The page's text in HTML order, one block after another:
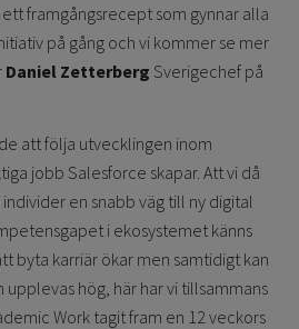
framgångsrecept som gynnar alla
på gång och vi kommer se mer
Daniel Zetterberg Sverigechef på
att följa utvecklingen inom
jobb Salesforce skapar. Att vi då
en snabb väg till ny digital
i ekosystemet känns
byta karriär ökar men samtidigt kan
upplevas hög, här har vi tillsammans
Work tagit fram en 12 veckors